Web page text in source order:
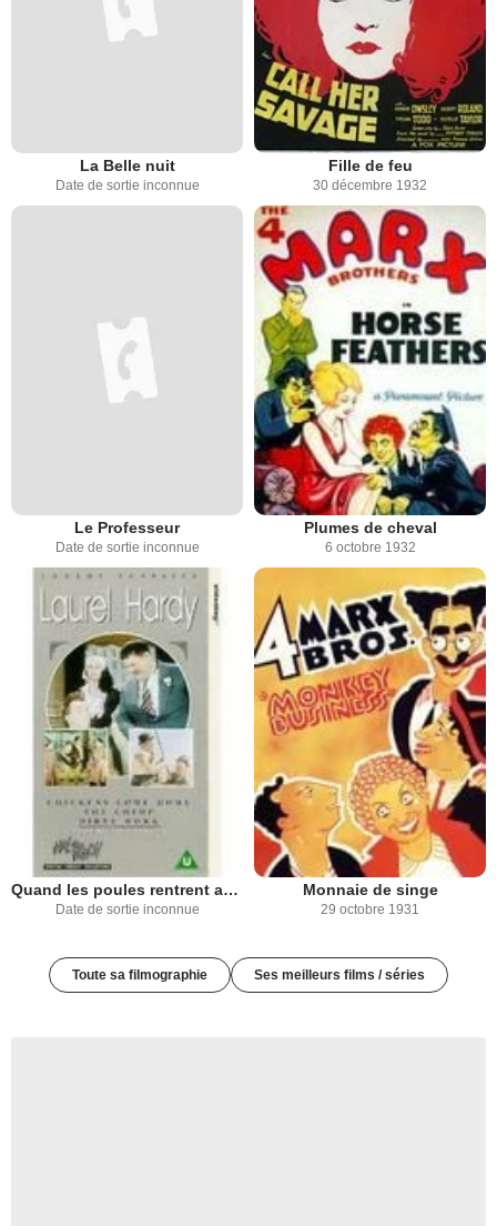
La Belle nuit
Date de sortie inconnue
Fille de feu
30 décembre 1932
Le Professeur
Date de sortie inconnue
Plumes de cheval
6 octobre 1932
Quand les poules rentrent au bercail
Date de sortie inconnue
Monnaie de singe
29 octobre 1931
Toute sa filmographie Ses meilleurs films / séries